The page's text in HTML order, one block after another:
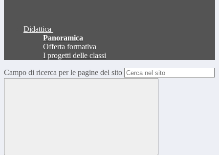
Didattica
Panoramica
Offerta formativa
I progetti delle classi
Campo di ricerca per le pagine del sito